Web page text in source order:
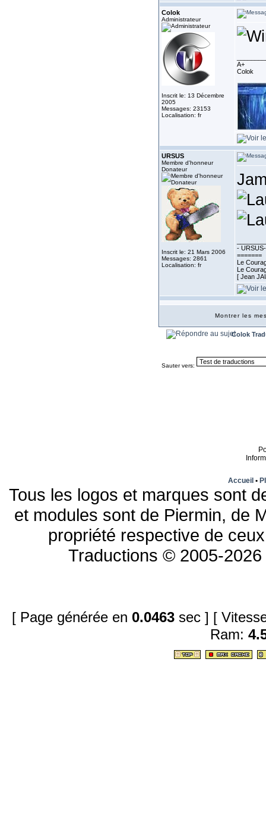
Colok
Administrateur
Inscrit le: 13 Décembre
2005
Messages: 23153
Localisation: fr
A+
Colok
URSUS
Membre d'honneur
Donateur
Inscrit le: 21 Mars 2006
Messages: 2861
Localisation: fr
-
=======
Le
Le
[ Jean
Montrer les
Colok
Sauter vers:
Accueil •
Tous les logos et marques sont
et modules sont de Piermin, de
propriété respective de
Traductions © 2005-
[ Page générée en 0.0463 sec ] [
Ram: